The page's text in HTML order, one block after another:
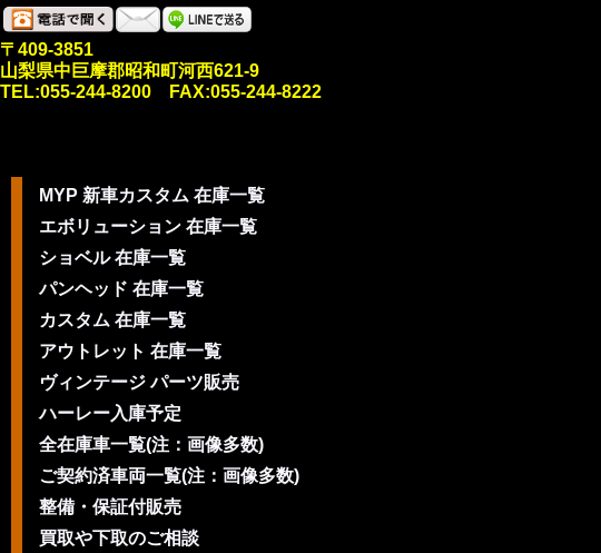
〒409-3851
山梨県中巨摩郡昭和町河西621-9
TEL:055-244-8200 FAX:055-244-8222
MYP 新車カスタム 在庫一覧
エボリューション 在庫一覧
ショベル 在庫一覧
パンヘッド 在庫一覧
カスタム 在庫一覧
アウトレット 在庫一覧
ヴィンテージ パーツ販売
ハーレー入庫予定
全在庫車一覧(注：画像多数)
ご契約済車両一覧(注：画像多数)
整備・保証付販売
買取や下取のご相談